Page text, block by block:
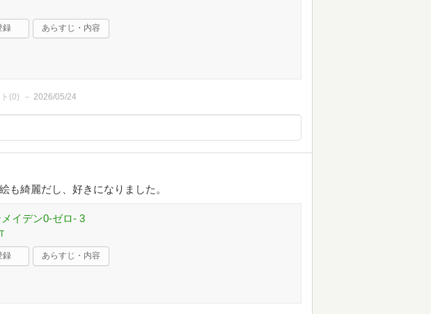
録 あらすじ・内容
(0) 2026/05/24
も綺麗だし、好きになりました。
イデン0-ゼロ- 3
録 あらすじ・内容